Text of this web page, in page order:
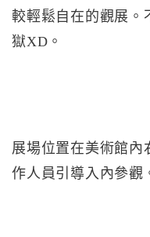
較輕鬆自在的觀展。
獄XD。
展場位置在美術館內
作人員引導入內參觀